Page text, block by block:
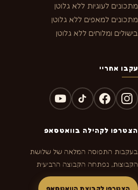
מתכונים לעוגיות ללא גלוטן
מתכונים למאפים ללא גלוטן
בישולים ומלוחים ללא גלוטן
עקבו אחריי
הצטרפו לקהילה בוואטסאפ
בעקבות התפוסה המלאה של שלושת
הקבוצות, נפתחה הקבוצה הרביעית